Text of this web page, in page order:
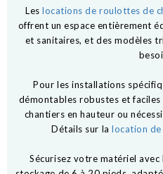
Leslocations de roulottes de
offrent un espace entièrement
et sanitaires, et des modèles
Pour les installations
démontables robustes et
chantiers en hauteur ou
Détails sur lalocation de
Sécurisez votre matériel